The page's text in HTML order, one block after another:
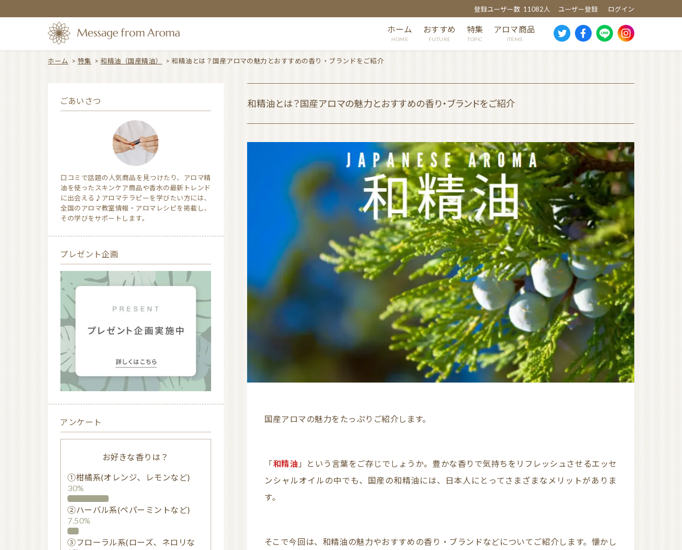
登録ユーザー数 11082人 ユーザー登録 ログイン
ホーム
HOME
おすすめ
FUTURE
特集
TOPIC
アロマ商品
ITEMS
スギ
ヒバ
クスノキ
芳香蒸留水
消臭・除菌スプレー
ウッドディッシュ
ウッドチップ
オーガニック香水（日
本）
オーガニック香水（海
外）
オーガニックコスメ
（国産）
ゲットウ
ハマナス
タマヌオイル
ネロリ
オーガニックコスメ
（海外）
ンド
近畿
オンラインレッスン有
り
ホーム > 特集 >和精油（国産精油） >和精油とは？国産アロマの魅力とおすすめの香り・ブランドをご紹介
和精油とは？国産アロマの魅力とおすすめの香り・ブランドをご紹介
国産アロマの魅力をたっぷりご紹介します。
「 和精油 」という言葉をご存じでしょうか。豊かな香りで気持ちをリフレッシュさせるエッセ
ンシャルオイルの中でも、国産の和精油には、日本人にとってさまざまなメリットがありま
す。
そこで今回は、和精油の魅力やおすすめの香り・ブランドなどについてご紹介します。懐かし
ごあいさつ
口コミで話題の人気商品を見つけたり、アロマ精
油を使ったスキンケア商品や香水の最新トレンド
に出会える♪アロマテラピーを学びたい方には、
全国のアロマ教室情報・アロマレシピを掲載し、
その学びをサポートします。
プレゼント企画
アンケート
お好きな香りは？
①柑橘系(オレンジ、レモンなど)
30%
②ハーバル系(ペパーミントなど)
7.50%
③フローラル系(ローズ、ネロリな